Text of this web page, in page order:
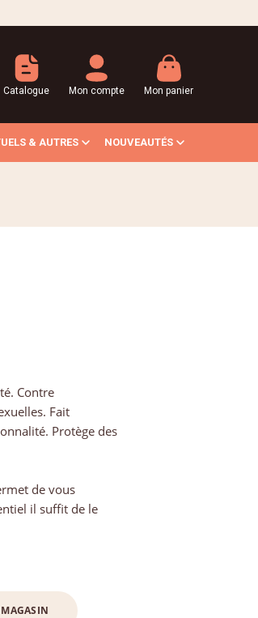
Catalogue Mon compte Mon panier
& AUTRES NOUVEAUTÉS
Contre
Fait
Protège des
de vous
il suffit de le